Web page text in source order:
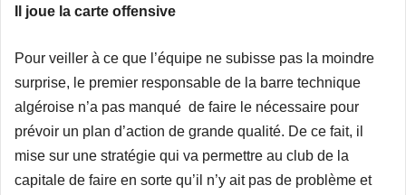
Il joue la carte offensive
Pour veiller à ce que l’équipe ne subisse pas la moindre
surprise, le premier responsable de la barre technique
algéroise n’a pas manqué de faire le nécessaire pour
prévoir un plan d’action de grande qualité. De ce fait, il
mise sur une stratégie qui va permettre au club de la
capitale de faire en sorte qu’il n’y ait pas de problème et